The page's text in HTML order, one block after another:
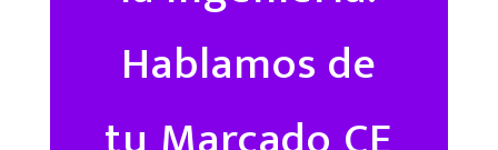
Hablamos de